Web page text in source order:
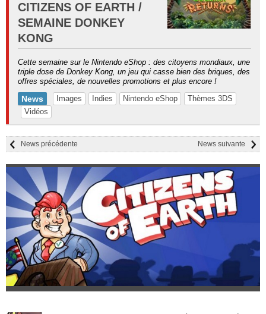
CITIZENS OF EARTH /
SEMAINE DONKEY
KONG
Cette semaine sur le Nintendo eShop : des citoyens mondiaux, une
triple dose de Donkey Kong, un jeu qui casse bien des briques, des
offres spéciales, de nouvelles promotions et plus encore !
News Images Indies Nintendo eShop
Thèmes 3DS
Vidéos
News suivante
News précédente